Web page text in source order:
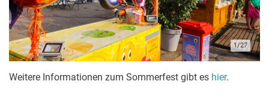
1/27
Weitere Informationen zum Sommerfest gibt es hier.